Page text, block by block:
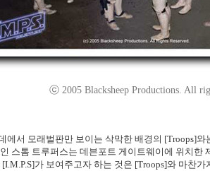
ⓒ 2005 Blacksheep Productions. All
에서 모래벌판만 보이는 삭막한 배경의 [Troops]
스톰 트루퍼스는 데븐포트 게이트웨이에 위치한
가 보여주고자 하는 것은 [Troops]와 마찬